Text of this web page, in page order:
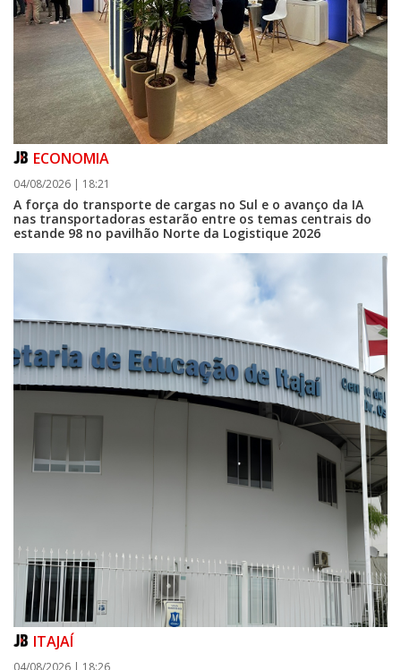
ECONOMIA
04/08/2026 | 18:21
A força do transporte de cargas no Sul e o avanço da IA
nas transportadoras estarão entre os temas centrais do
estande 98 no pavilhão Norte da Logistique 2026
ITAJAÍ
04/08/2026 | 18:26